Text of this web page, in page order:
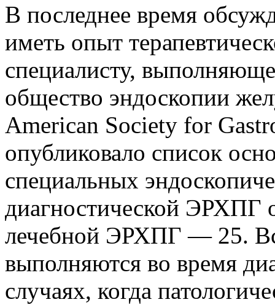
В последнее время
иметь опыт
специалисту,
общество эндоскопии
American Society for
опубликовало список
специальных
диагностической ЭРХПГ
лечебной ЭРХПГ — 25.
выполняются во время
случаях, когда